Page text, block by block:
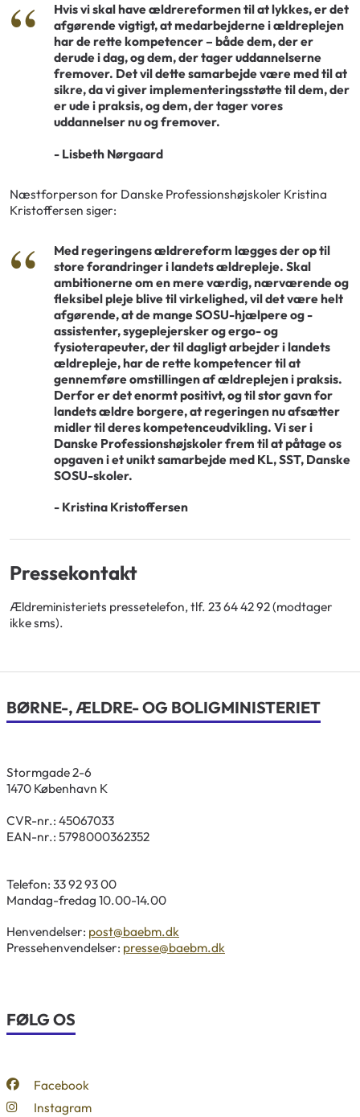
Hvis vi skal have ældrereformen til at lykkes, er det
afgørende vigtigt, at medarbejderne i ældreplejen
har de rette kompetencer – både dem, der er
derude i dag, og dem, der tager uddannelserne
fremover. Det vil dette samarbejde være med til at
sikre, da vi giver implementeringsstøtte til dem, der
er ude i praksis, og dem, der tager vores
uddannelser nu og fremover.
- Lisbeth Nørgaard
Næstforperson for Danske Professionshøjskoler Kristina
Kristoffersen siger:
Med regeringens ældrereform lægges der op til
store forandringer i landets ældrepleje. Skal
ambitionerne om en mere værdig, nærværende og
fleksibel pleje blive til virkelighed, vil det være helt
afgørende, at de mange SOSU-hjælpere og -
assistenter, sygeplejersker og ergo- og
fysioterapeuter, der til dagligt arbejder i landets
ældrepleje, har de rette kompetencer til at
gennemføre omstillingen af ældreplejen i praksis.
Derfor er det enormt positivt, og til stor gavn for
landets ældre borgere, at regeringen nu afsætter
midler til deres kompetenceudvikling. Vi ser i
Danske Professionshøjskoler frem til at påtage os
opgaven i et unikt samarbejde med KL, SST, Danske
SOSU-skoler.
- Kristina Kristoffersen
Pressekontakt
Ældreministeriets pressetelefon, tlf. 23 64 42 92 (modtager
ikke sms).
BØRNE-, ÆLDRE- OG BOLIGMINISTERIET
Stormgade 2-6
1470 København K
CVR-nr.: 45067033
EAN-nr.: 5798000362352
Telefon: 33 92 93 00
Mandag-fredag 10.00-14.00
Henvendelser: post@baebm.dk
Pressehenvendelser: presse@baebm.dk
FØLG OS
Facebook
Instagram